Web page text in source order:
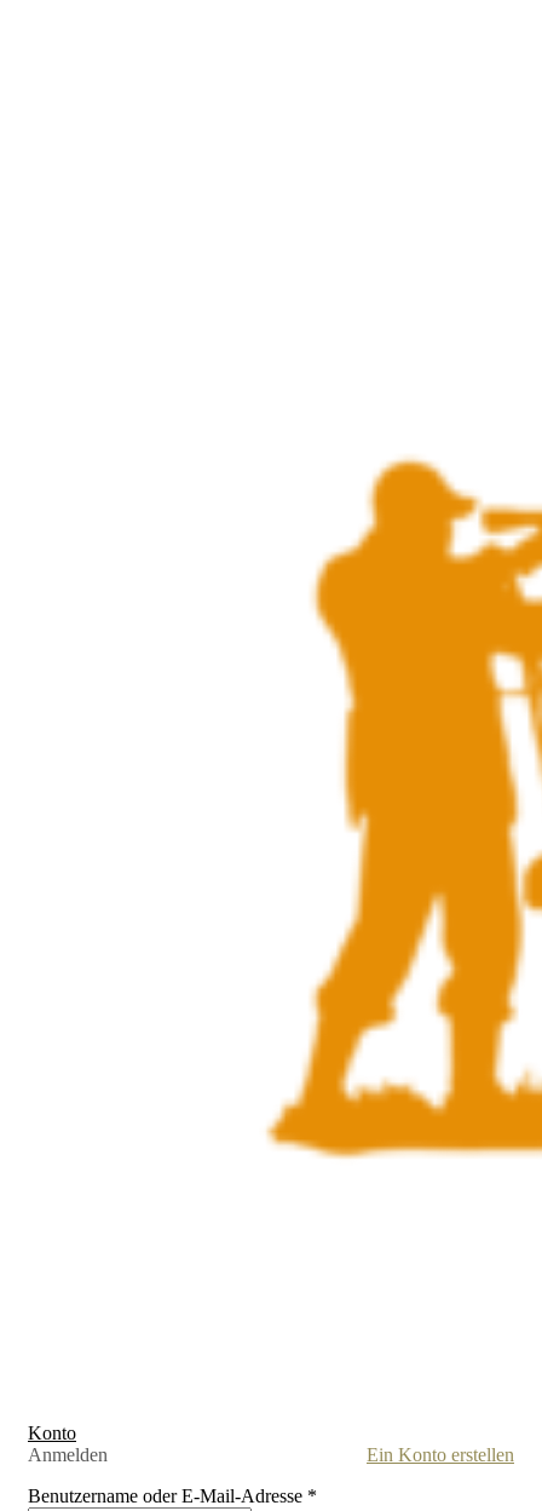
Konto
Anmelden
Ein Konto erstellen
Benutzername oder E-Mail-Adresse *